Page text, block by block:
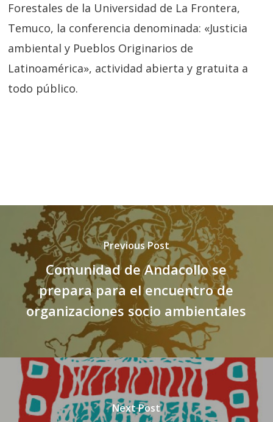
Forestales de la Universidad de La Frontera,
Temuco, la conferencia denominada: «Justicia
ambiental y Pueblos Originarios de
Latinoamérica», actividad abierta y gratuita a
todo público.
Previous Post
Comunidad de Andacollo se
prepara para el encuentro de
organizaciones socio ambientales
Next Post